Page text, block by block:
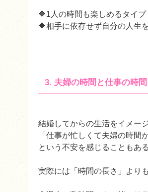
🔷1人の時間も楽しめるタイプ
🔷相手に依存せず自分の人生
3. 夫婦の時間と仕事の時
結婚してからの生活をイメー
「仕事が忙しくて夫婦の時間
という不安を感じることもあ
実際には「時間の長さ」よりも